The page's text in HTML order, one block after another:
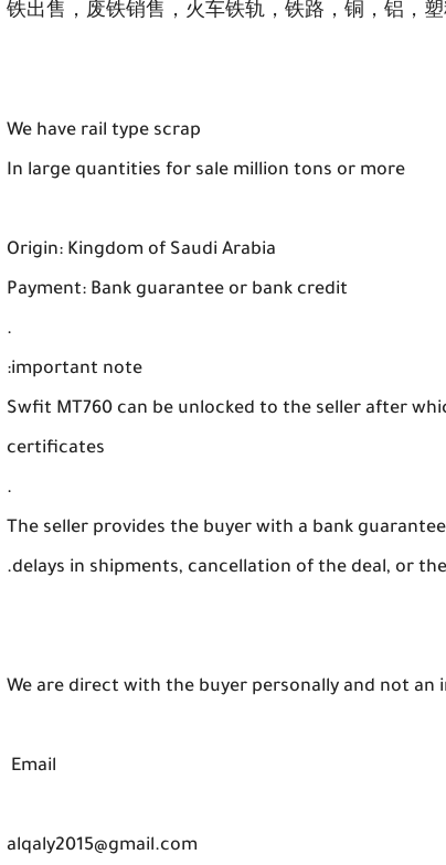
铁出售，废铁销售，火车铁轨，铁路，铜，铝，塑
We have rail type scrap
In large quantities for sale million tons or more
Origin: Kingdom of Saudi Arabia
Payment: Bank guarantee or bank credit
.
important note:
Swfit MT760 can be unlocked to the seller after
certificates
.
The seller provides the buyer with a bank
delays in shipments, cancellation of the deal, or the
We are direct with the buyer personally and not an
Email
alqaly2015@gmail.com